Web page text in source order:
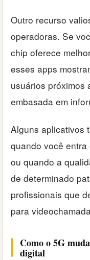
Outro recurso
operadoras. Se
chip oferece
esses apps
usuários próximos
embasada em
Alguns aplicativos
quando você
ou quando a
de determinado
profissionais que
para
Como o 5G
digital